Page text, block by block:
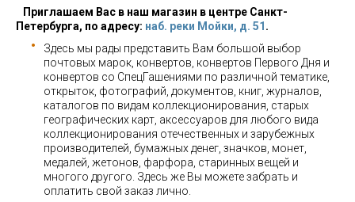
Приглашаем Вас в наш магазин в центре Санкт-
Петербурга, по адресу: наб. реки Мойки, д. 51 .
Здесь мы рады представить Вам большой выбор
почтовых марок, конвертов, конвертов Первого Дня и
конвертов со СпецГашениями по различной тематике,
открыток, фотографий, документов, книг, журналов,
каталогов по видам коллекционирования, старых
географических карт, аксессуаров для любого вида
коллекционирования отечественных и зарубежных
производителей, бумажных денег, значков, монет,
медалей, жетонов, фарфора, старинных вещей и
многого другого. Здесь же Вы можете забрать и
оплатить свой заказ лично.